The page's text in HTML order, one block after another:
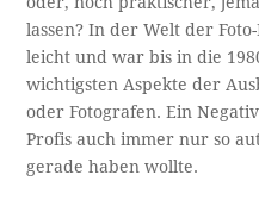
lassen? In der Welt der
leicht und war bis in die
wichtigsten Aspekte der
oder Fotografen. Ein
Profis auch immer nur so
gerade haben wollte.